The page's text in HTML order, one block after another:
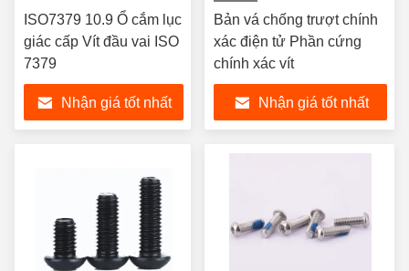
ISO7379 10.9 Ổ cắm lục
giác cấp Vít đầu vai ISO
7379
Nhận giá tốt nhất
hình
Bản vá chống trượt chính
xác điện tử Phần cứng
chính xác vít
Nhận giá tốt nhất